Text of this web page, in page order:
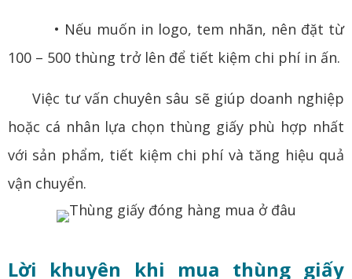
• Nếu muốn in logo, tem nhãn, nên đặt từ
100 – 500 thùng trở lên để tiết kiệm chi phí in ấn.
Việc tư vấn chuyên sâu sẽ giúp doanh nghiệp
hoặc cá nhân lựa chọn thùng giấy phù hợp nhất
với sản phẩm, tiết kiệm chi phí và tăng hiệu quả
vận chuyển.
Lời khuyên khi mua thùng giấy